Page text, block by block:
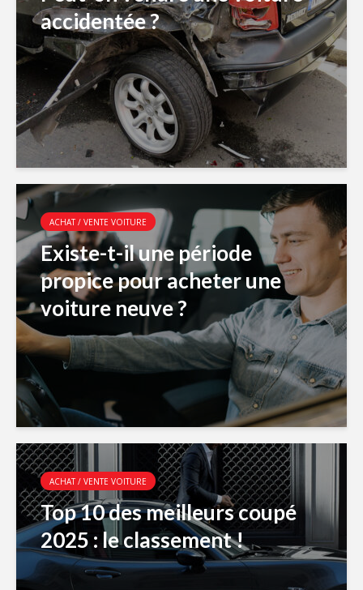
accidentée ?
ACHAT / VENTE VOITURE
Existe-t-il une période
propice pour acheter une
voiture neuve ?
ACHAT / VENTE VOITURE
Top 10 des meilleurs coupé
2025 : le classement !